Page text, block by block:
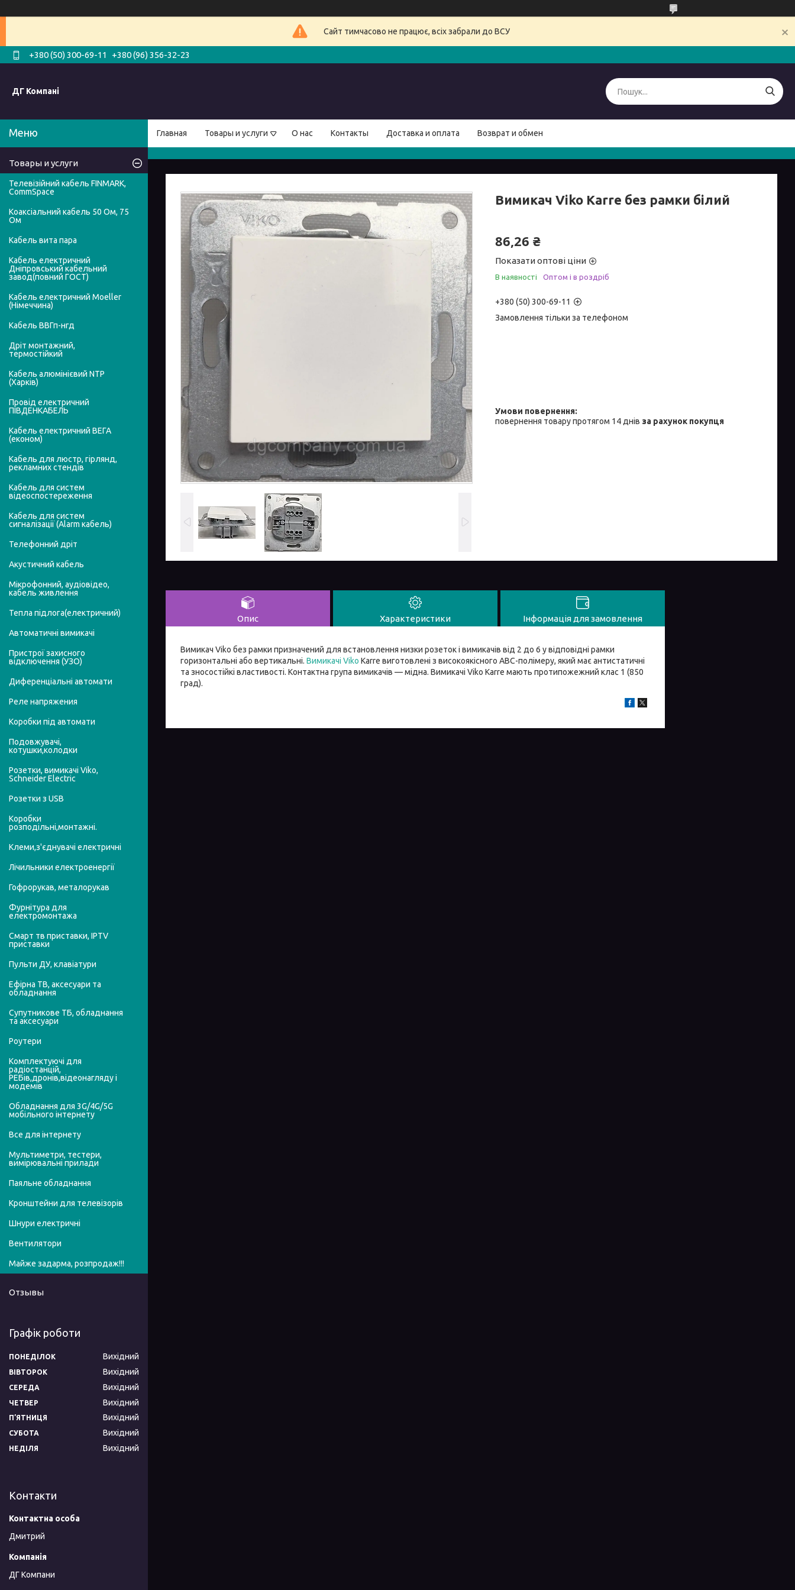
Сайт тимчасово не працює, всіх забрали до ВСУ
+380 (50) 300-69-11 +380 (96) 356-32-23
ДГ Компані
Главная Товары и услуги О нас Контакты Доставка и оплата Возврат и обмен
Вимикач Viko Karre без рамки білий
86,26 ₴
Показати оптові ціни
В наявності Оптом і в роздріб
+380 (50) 300-69-11
Замовлення тільки за телефоном
повернення товару протягом 14 днів за рахунок покупця
Опис Характеристики Інформація для замовлення
Вимикач Viko без рамки призначений для встановлення низки розеток і вимикачів від 2 до 6 у відповідні рамки
горизонтальні або вертикальні. Вимикачі Viko Karre виготовлені з високоякісного ABC-полімеру, який має антистатичні
та зносостійкі властивості. Контактна група вимикачів — мідна. Вимикачі Viko Karre мають протипожежний клас 1 (850
град).
Товары и услуги
Телевізійний кабель FINMARK,
CommSpace
Коаксіальний кабель 50 Ом, 75
Ом
Кабель вита пара
Кабель електричний
Дніпровський кабельний
завод(повний ГОСТ)
Кабель електричний Moeller
(Німеччина)
Кабель ВВГп-нгд
Дріт монтажний,
термостійкий
Кабель алюмінієвий NTP
(Харків)
Провід електричний
ПІВДЕНКАБЕЛЬ
Кабель електричний ВЕГА
(економ)
Кабель для люстр, гірлянд,
рекламних стендів
Кабель для систем
відеоспостереження
Кабель для систем
сигналізації (Alarm кабель)
Телефонний дріт
Акустичний кабель
Мікрофонний, аудіовідео,
кабель живлення
Тепла підлога(електричний)
Автоматичні вимикачі
Пристрої захисного
відключення (УЗО)
Диференціальні автомати
Реле напряжения
Коробки під автомати
Подовжувачі,
котушки,колодки
Розетки, вимикачі Viko,
Schneider Electric
Розетки з USB
Коробки
розподільні,монтажні.
Клеми,з'єднувачі електричні
Лічильники електроенергії
Гофрорукав, металорукав
Фурнітура для
електромонтажа
Смарт тв приставки, IPTV
приставки
Пульти ДУ, клавіатури
Ефірна ТВ, аксесуари та
обладнання
Супутникове ТБ, обладнання
та аксесуари
Роутери
Комплектуючі для
радіостанцій,
РЕБів,дронів,відеонагляду і
модемів
Обладнання для 3G/4G/5G
мобільного інтернету
Все для інтернету
Мультиметри, тестери,
вимірювальні прилади
Паяльне обладнання
Кронштейни для телевізорів
Шнури електричні
Вентилятори
Майже задарма, розпродаж!!!
Отзывы
Графік роботи
ПОНЕДІЛОК Вихідний
ВІВТОРОК Вихідний
СЕРЕДА Вихідний
ЧЕТВЕР Вихідний
ПʼЯТНИЦЯ Вихідний
СУБОТА Вихідний
НЕДІЛЯ Вихідний
Контакти
Дмитрий
ДГ Компани